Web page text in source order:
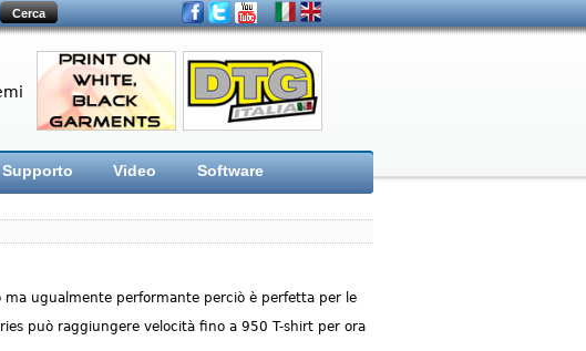
Supporto Video Software
ma ugualmente performante perciò è perfetta per le
può raggiungere velocità fino a 950 T-shirt per ora